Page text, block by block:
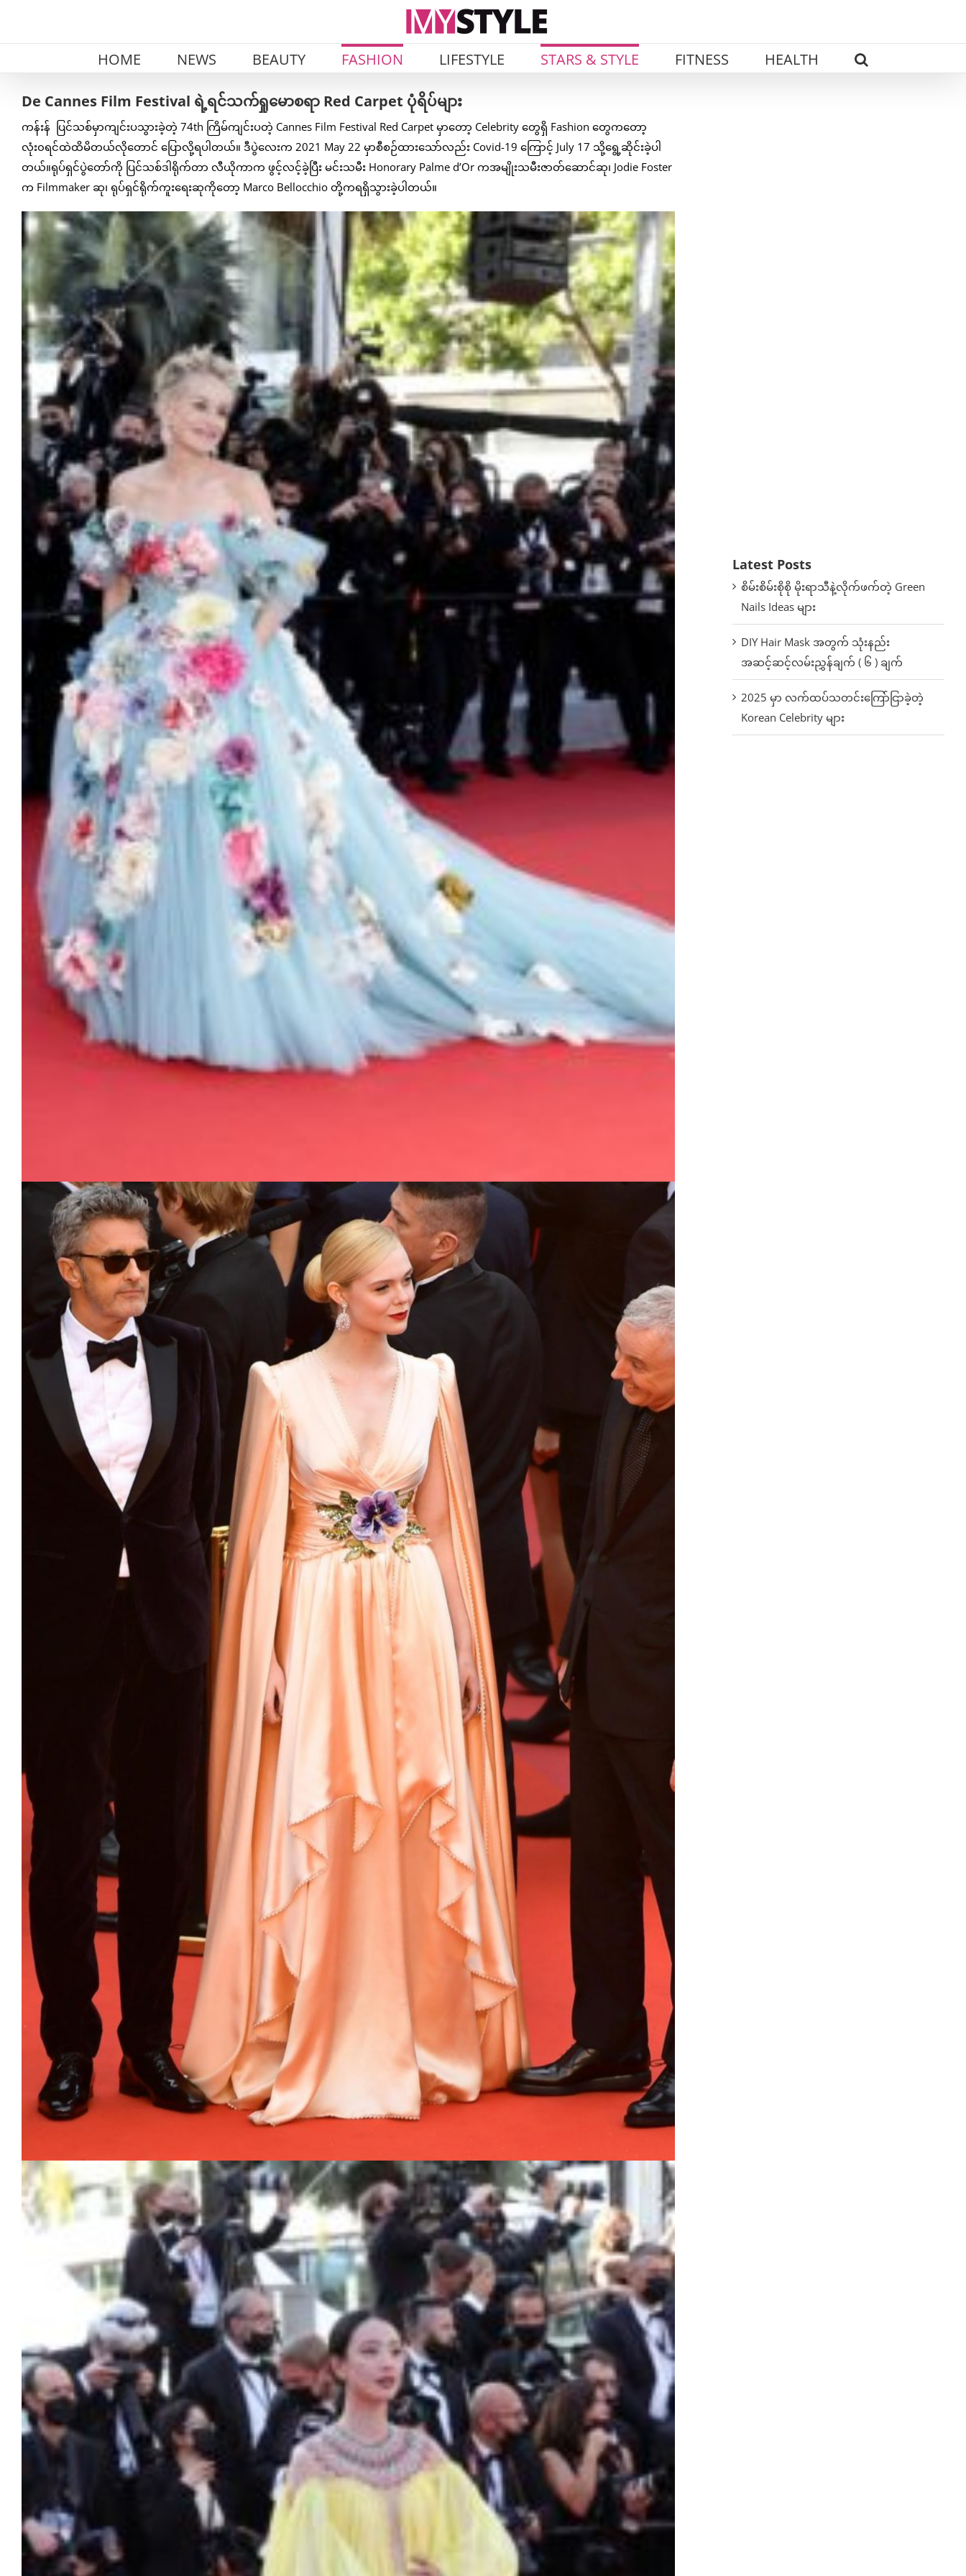
HOME NEWS BEAUTY FASHION LIFESTYLE STARS & STYLE FITNESS HEALTH
De Cannes Film Festival ရဲ့ရင်သက်ရှုမောစရာ Red Carpet ပုံရိပ်များ
ကန်းန် ပြင်သစ်မှာကျင်းပသွားခဲ့တဲ့ 74th ကြိမ်ကျင်းပတဲ့ Cannes Film Festival Red Carpet မှာတော့ Celebrity တွေရှိ Fashion တွေကတော့
လုံး၀ရင်ထဲထိမိတယ်လိုတောင် ပြောလို့ရပါတယ်။ ဒီပွဲလေးက 2021 May 22 မှာစီစဉ်ထားသော်လည်း Covid-19 ကြောင့် July 17 သို့ရွေ့ဆိုင်းခဲ့ပါ
တယ်။ရုပ်ရှင်ပွဲတော်ကို ပြင်သစ်ဒါရိုက်တာ လီယိုကာက ဖွင့်လင့်ခဲ့ပြီး မင်းသမီး Honorary Palme d’Or ကအမျိုးသမီးဇာတ်ဆောင်ဆု၊ Jodie Foster
က Filmmaker ဆု၊ ရုပ်ရှင်ရိုက်ကူးရေးဆုကိုတော့ Marco Bellocchio တို့ကရရှိသွားခဲ့ပါတယ်။
Latest Posts
စိမ်းစိမ်းစိုစို မိုးရာသီနဲ့လိုက်ဖက်တဲ့ Green
Nails Ideas များ
DIY Hair Mask အတွက် သုံးနည်း
အဆင့်ဆင့်လမ်းညွှန်ချက် ( ၆ ) ချက်
2025 မှာ လက်ထပ်သတင်းကြော်ငြာခဲ့တဲ့
Korean Celebrity များ